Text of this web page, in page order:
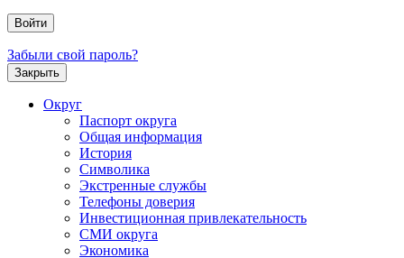
Забыли свой пароль?
Закрыть
Округ
Паспорт округа
Общая информация
История
Символика
Экстренные службы
Телефоны доверия
Инвестиционная привлекательность
СМИ округа
Экономика